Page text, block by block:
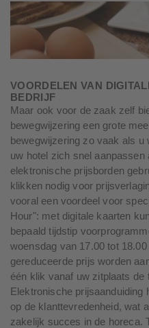
VOORDELEN VAN
BEDRIJF
Maar ook voor de zaak zelf
bewegwijzering een grote
bewegwijzering zo vaak als u
uw hotel zich snel aanpassen
elektronische prijsborden
klikken nodig voor
vooral een voordeel voor
Hour": met digitale kaarten
bepaald tijdstip
woensdag van 17.00 tot
gereduceerde prijs worden
één klik vanaf uw zitplaats de
Elektronische prijsaanduiding
op de klanttevredenheid, wat
zakelijk succes in de horeca.